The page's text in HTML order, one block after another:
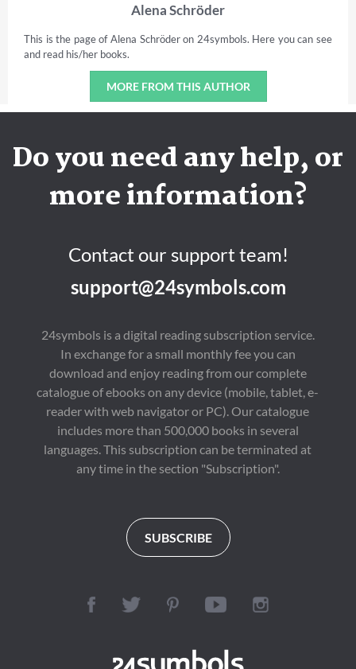
Alena Schröder
This is the page of Alena Schröder on 24symbols. Here you can see
and read his/her books.
MORE FROM THIS AUTHOR
Do you need any help, or
more information?
Contact our support team!
support@24symbols.com
24symbols is a digital reading subscription service.
In exchange for a small monthly fee you can
download and enjoy reading from our complete
catalogue of ebooks on any device (mobile, tablet, e-
reader with web navigator or PC). Our catalogue
includes more than 500,000 books in several
languages. This subscription can be terminated at
any time in the section "Subscription".
SUBSCRIBE